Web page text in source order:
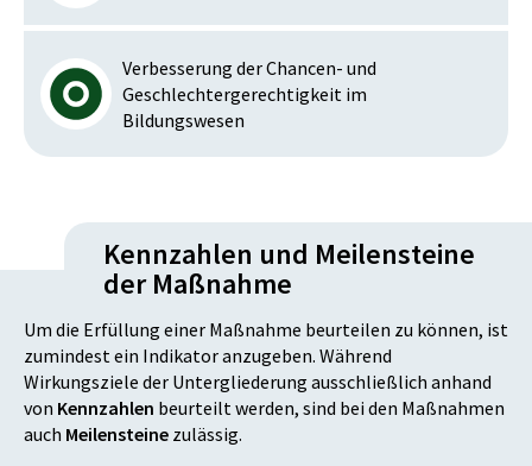
Verbesserung der Chancen- und
Geschlechtergerechtigkeit im
Bildungswesen
Kennzahlen und Meilensteine
der Maßnahme
Um die Erfüllung einer Maßnahme beurteilen zu können, ist
zumindest ein Indikator anzugeben. Während
Wirkungsziele der Untergliederung ausschließlich anhand
von Kennzahlen beurteilt werden, sind bei den Maßnahmen
auch Meilensteine zulässig.